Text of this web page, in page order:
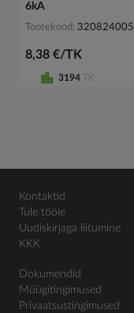
6kA
Tootekood 320824005
8,38 €/TK
3194 TK
Kontaktid
Tule tööle
Uudiskirjaga liitumine
KKK
Dokumendid
Müügitingimused
Privaatsustingimused